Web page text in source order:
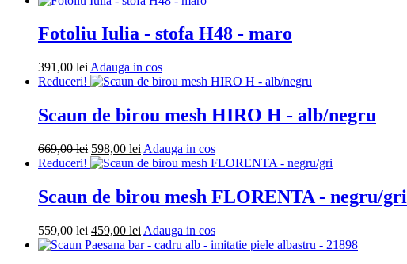
Fotoliu Iulia - stofa H48 - maro
391,00 lei Adauga in cosAdauga
in
Reduceri!
Scaun de birou mesh HIRO H - alb/negru
669,00lei Prețul
inițial
fost:
669,00 lei.
598,00 lei Prețul
curent
Adauga in cosAdauga
in
Reduceri!
Scaun de birou mesh FLORENTA - negru/gri
559,00lei Prețul
inițial
459,00 lei Prețul
curent
Adauga in cosAdauga
in